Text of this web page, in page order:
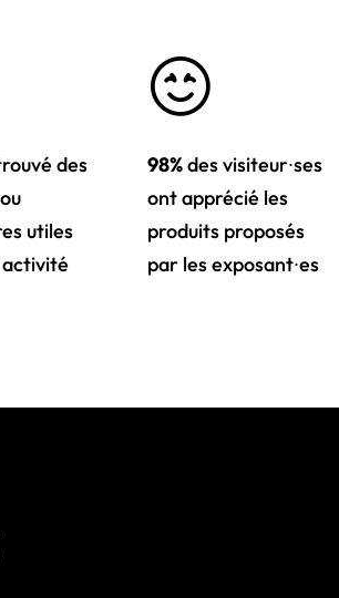
des
utiles
98%des visiteur∙ses
ont apprécié les
produits proposés
par les exposant∙es